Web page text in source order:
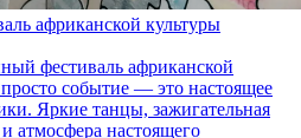
африканской культуры
фестиваль африканской
событие — это настоящее
Яркие танцы, зажигательная
атмосфера настоящего